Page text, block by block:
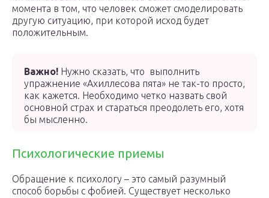
момента в том, что человек сможет смоделировать
другую ситуацию, при которой исход будет
положительным.
Важно! Нужно сказать, что выполнить
упражнение «Ахиллесова пята» не так-то просто,
как кажется. Необходимо четко назвать свой
основной страх и стараться преодолеть его, хотя
бы мысленно.
Психологические приемы
Обращение к психологу – это самый разумный
способ борьбы с фобией. Существует несколько